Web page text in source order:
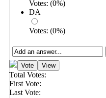
Votes: (0%)
DA
Votes: (0%)
Total Votes:
First Vote:
Last Vote: